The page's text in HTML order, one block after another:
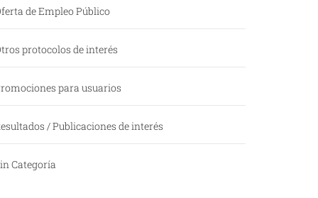
de Empleo Público
protocolos de interés
para usuarios
/ Publicaciones de interés
Categoría